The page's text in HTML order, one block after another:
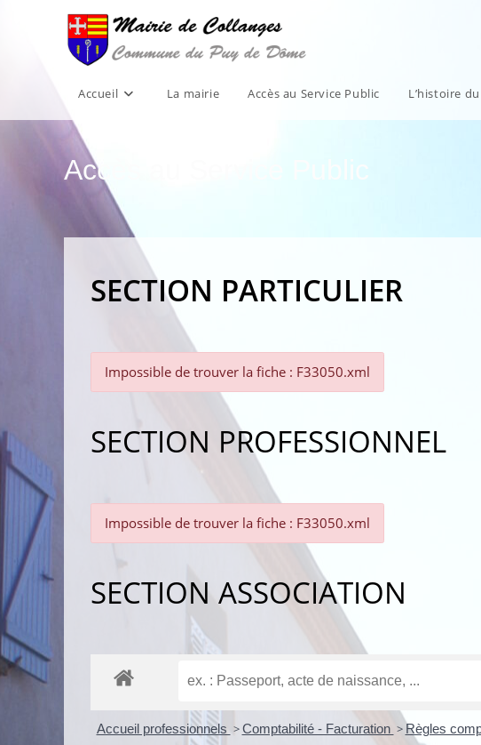
Accueil La mairie Accès au Service Public L’histoire
Accès au Service Public
SECTION PARTICULIER
Impossible de trouver la fiche : F33050.xml
SECTION PROFESSIONNEL
Impossible de trouver la fiche : F33050.xml
SECTION ASSOCIATION
Accueil professionnels > Comptabilité - Facturation > Règles